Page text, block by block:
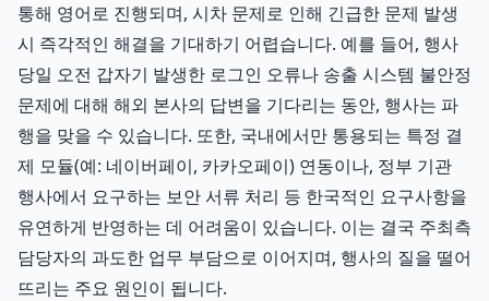
통해 영어로 진행되며, 시차 문제로 인해 긴급한 문제 발생
시 즉각적인 해결을 기대하기 어렵습니다. 예를 들어, 행사
당일 오전 갑자기 발생한 로그인 오류나 송출 시스템 불안정
문제에 대해 해외 본사의 답변을 기다리는 동안, 행사는 파
행을 맞을 수 있습니다. 또한, 국내에서만 통용되는 특정 결
제 모듈(예: 네이버페이, 카카오페이) 연동이나, 정부 기관
행사에서 요구하는 보안 서류 처리 등 한국적인 요구사항을
유연하게 반영하는 데 어려움이 있습니다. 이는 결국 주최측
담당자의 과도한 업무 부담으로 이어지며, 행사의 질을 떨어
뜨리는 주요 원인이 됩니다.